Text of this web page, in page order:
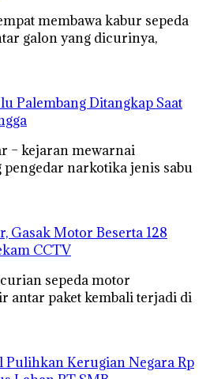
membawa kabur sepeda
galon yang dicurinya,
Palembang Ditangkap Saat
– kejaran mewarnai
narkotika jenis sabu
Gasak Motor Beserta 128
CCTV
sepeda motor
antar paket kembali terjadi di
Pulihkan Kerugian Negara Rp